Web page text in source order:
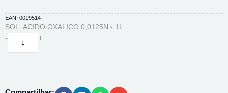
EAN: 0019514
SOL. ACIDO OXALICO 0,0125N - 1L
-
SOL.
+